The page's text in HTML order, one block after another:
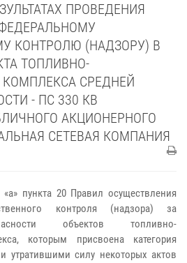
ПРОВЕДЕНИЯ
КОНТРОЛЮ (НАДЗОРУ) В
ТОПЛИВНО-
КОМПЛЕКСА СРЕДНЕЙ
- ПС 330 КВ
АКЦИОНЕРНОГО
СЕТЕВАЯ КОМПАНИЯ
пункта 20 Правил осуществления
контроля (надзора) за
объектов топливно-
которым присвоена категория
утратившими силу некоторых актов